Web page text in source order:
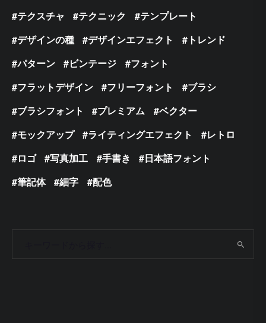
テクスチャ
テクニック
テンプレート
デザインの種
デザインエフェクト
トレンド
パターン
ビンテージ
フォント
フラットデザイン
フリーフォント
ブラシ
ブラシフォント
プレミアム
ベクター
モックアップ
ライティングエフェクト
レトロ
ロゴ
写真加工 手書き
日本語フォント
筆記体
細字 配色